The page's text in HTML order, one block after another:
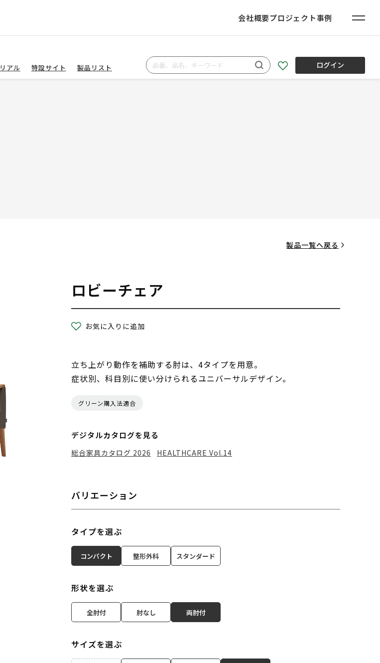
会社概要プロジェクト事例
アル 特設サイト 製品リスト ログイン
製品一覧へ戻る
ロビーチェア
お気に入りに追加
立ち上がり動作を補助する肘は、4タイプを用意。
症状別、科目別に使い分けられるユニバーサルデザイン。
グリーン購入法適合
デジタルカタログを見る
総合家具カタログ 2026 HEALTHCARE Vol.14
バリエーション
タイプを選ぶ
コンパクト 整形外科 スタンダード
形状を選ぶ
全肘付 肘なし 両肘付
サイズを選ぶ